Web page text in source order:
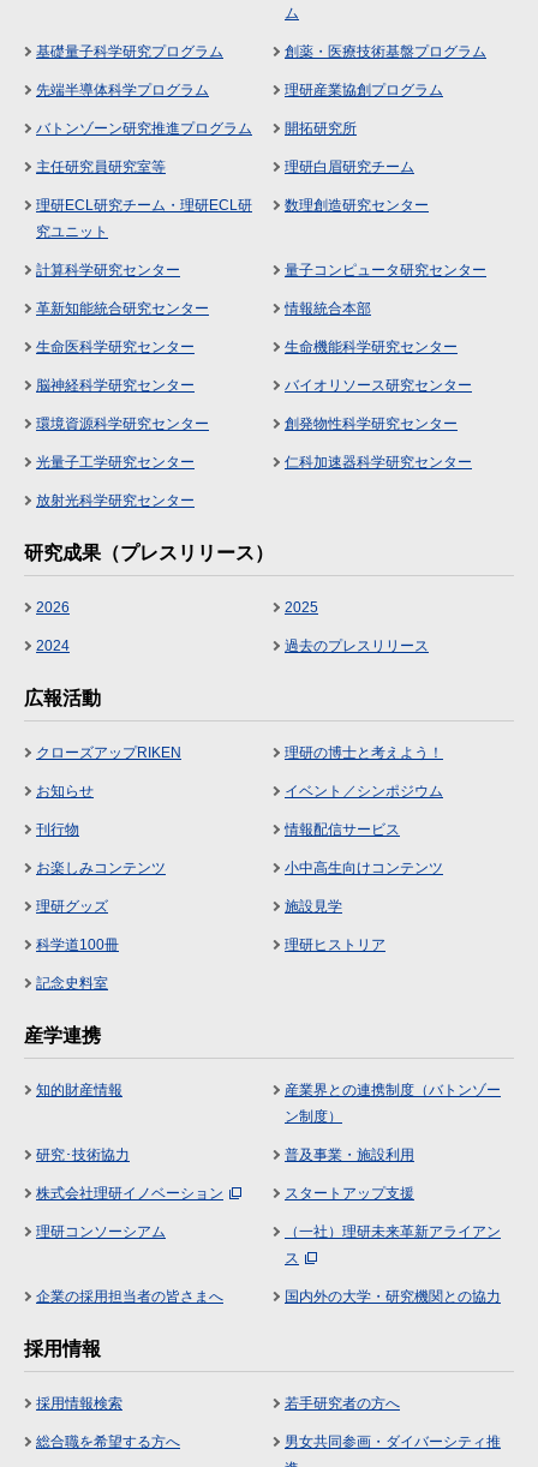
ム
基礎量子科学研究プログラム 創薬・医療技術基盤プログラム
先端半導体科学プログラム 理研産業協創プログラム
バトンゾーン研究推進プログラム 開拓研究所
主任研究員研究室等 理研白眉研究チーム
理研ECL研究チーム・理研ECL研
究ユニット
数理創造研究センター
計算科学研究センター 量子コンピュータ研究センター
革新知能統合研究センター 情報統合本部
生命医科学研究センター 生命機能科学研究センター
脳神経科学研究センター バイオリソース研究センター
環境資源科学研究センター 創発物性科学研究センター
光量子工学研究センター 仁科加速器科学研究センター
放射光科学研究センター
研究成果（プレスリリース）
2026 2025
2024 過去のプレスリリース
広報活動
クローズアップRIKEN 理研の博士と考えよう！
お知らせ イベント／シンポジウム
刊行物 情報配信サービス
お楽しみコンテンツ 小中高生向けコンテンツ
理研グッズ 施設見学
科学道100冊 理研ヒストリア
記念史料室
産学連携
知的財産情報
産業界との連携制度（バトンゾー
ン制度）
研究･技術協力 普及事業・施設利用
株式会社理研イノベーション スタートアップ支援
理研コンソーシアム
（一社）理研未来革新アライアン
ス
企業の採用担当者の皆さまへ 国内外の大学・研究機関との協力
採用情報
採用情報検索 若手研究者の方へ
総合職を希望する方へ
男女共同参画・ダイバーシティ推